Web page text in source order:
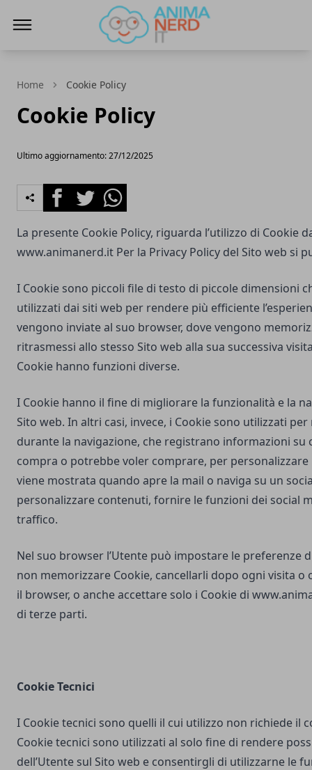
Home Cookie Policy
Cookie Policy
Ultimo aggiornamento: 27/12/2025
FacebookTwitterWhatsapp
La presente Cookie Policy, riguarda l’utilizzo di Cookie
www.animanerd.it Per la Privacy Policy del Sito web si
I Cookie sono piccoli file di testo di piccole dimensioni
utilizzati dai siti web per rendere più efficiente
vengono inviate al suo browser, dove vengono
ritrasmessi allo stesso Sito web alla sua successiva
Cookie hanno funzioni diverse.
I Cookie hanno il fine di migliorare la funzionalità e la
Sito web. In altri casi, invece, i Cookie sono utilizzati
durante la navigazione, che registrano informazioni su
compra o potrebbe voler comprare, per
viene mostrata quando apre la mail o naviga su un
personalizzare contenuti, fornire le funzioni dei social
traffico.
Nel suo browser l’Utente può impostare le preferenze
non memorizzare Cookie, cancellarli dopo ogni visita o
il browser, o anche accettare solo i Cookie di
di terze parti.
Cookie Tecnici
I Cookie tecnici sono quelli il cui utilizzo non richiede il
Cookie tecnici sono utilizzati al solo fine di rendere
dell’Utente sul Sito web e consentirgli di utilizzarne le